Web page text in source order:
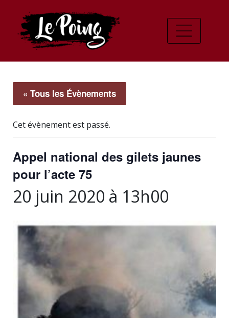
« Tous les Évènements
Cet évènement est passé.
Appel national des gilets jaunes
pour l’acte 75
20 juin 2020 à 13h00